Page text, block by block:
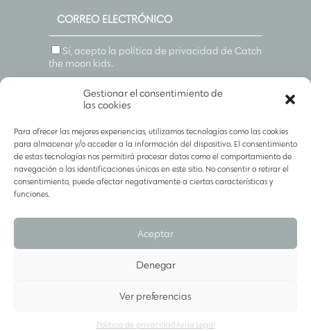
Gestionar el consentimiento de
las cookies
Para ofrecer las mejores experiencias, utilizamos tecnologías como las cookies
para almacenar y/o acceder a la información del dispositivo. El consentimiento
de estas tecnologías nos permitirá procesar datos como el comportamiento de
navegación o las identificaciones únicas en este sitio. No consentir o retirar el
consentimiento, puede afectar negativamente a ciertas características y
funciones.
Aceptar
Denegar
Ver preferencias
Política de privacidadAviso Legal
Sí, acepto la política de privacidad de Catch
the moon kids.
SUSCRIBIRME
SÍGUENOS EN
CONDICIONES DE COMPRA